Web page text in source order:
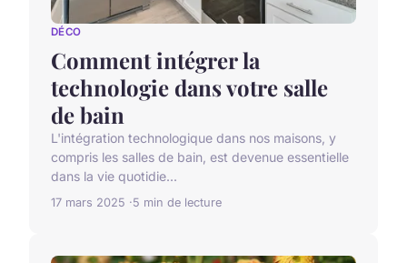
DÉCO
Comment intégrer la
technologie dans votre salle
de bain
L'intégration technologique dans nos maisons, y
compris les salles de bain, est devenue essentielle
dans la vie quotidie...
17 mars 2025 5 min de lecture